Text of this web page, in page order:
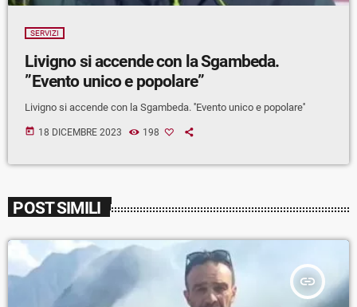
SERVIZI
Livigno si accende con la Sgambeda.
”Evento unico e popolare”
Livigno si accende con la Sgambeda. ''Evento unico e popolare''
today 18 DICEMBRE 2023 198
POST SIMILI
insert_link